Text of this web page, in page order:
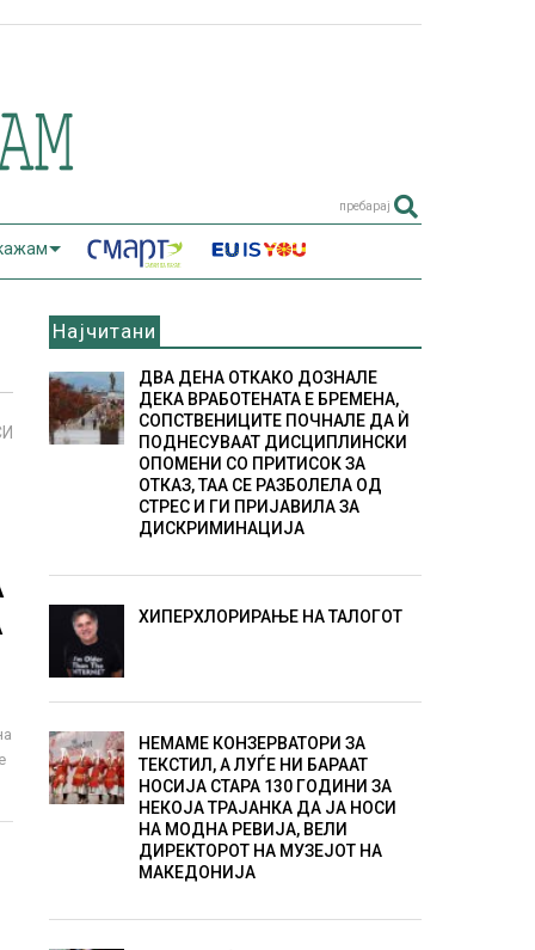
пребарај
Најчитани
ДВА ДЕНА ОТКАКО ДОЗНАЛЕ
ДЕКА ВРАБОТЕНАТА Е БРЕМЕНА,
СОПСТВЕНИЦИТЕ ПОЧНАЛЕ ДА Ѝ
ПОДНЕСУВААТ ДИСЦИПЛИНСКИ
ОПОМЕНИ СО ПРИТИСОК ЗА
ОТКАЗ, ТАА СЕ РАЗБОЛЕЛА ОД
СТРЕС И ГИ ПРИЈАВИЛА ЗА
ДИСКРИМИНАЦИЈА
ХИПЕРХЛОРИРАЊЕ НА ТАЛОГОТ
НЕМАМЕ КОНЗЕРВАТОРИ ЗА
ТЕКСТИЛ, А ЛУЃЕ НИ БАРААТ
НОСИЈА СТАРА 130 ГОДИНИ ЗА
НЕКОЈА ТРАЈАНКА ДА ЈА НОСИ
НА МОДНА РЕВИЈА, ВЕЛИ
ДИРЕКТОРОТ НА МУЗЕЈОТ НА
МАКЕДОНИЈА